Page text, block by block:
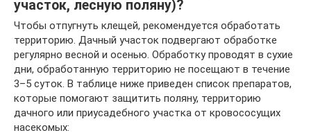
участок, лесную поляну)?
Чтобы отпугнуть клещей, рекомендуется обработать
территорию. Дачный участок подвергают обработке
регулярно весной и осенью. Обработку проводят в сухие
дни, обработанную территорию не посещают в течение
3–5 суток. В таблице ниже приведен список препаратов,
которые помогают защитить поляну, территорию
дачного или приусадебного участка от кровососущих
насекомых: